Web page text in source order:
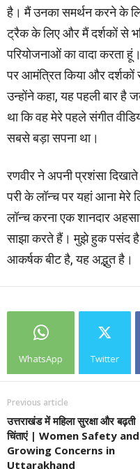
है। मैं उनका समर्थन करने के
ट्रैक के लिए और मैं दर्शकों से
परियोजनाओं का वादा करता
पर आमंत्रित किया और दर्शकों
उन्होंने कहा, यह पहली बार है
था कि वह मेरे पहले संगीत
सबसे बड़ा सपना था।
रणवीर ने अपनी प्रशंसा
परी के लॉन्च पर यहां आना मेरे
लॉन्च करना एक शानदार
साझा करते हैं। मुझे हुक पसंद
आकर्षक बीट है, यह अद्भुत है।
WhatsApp Twitter
Previous article
उत्तराखंड में महिला सुरक्षा और बढ़ती
चिंताएं | Women Safety and
Growing Concerns in
Uttarakhand